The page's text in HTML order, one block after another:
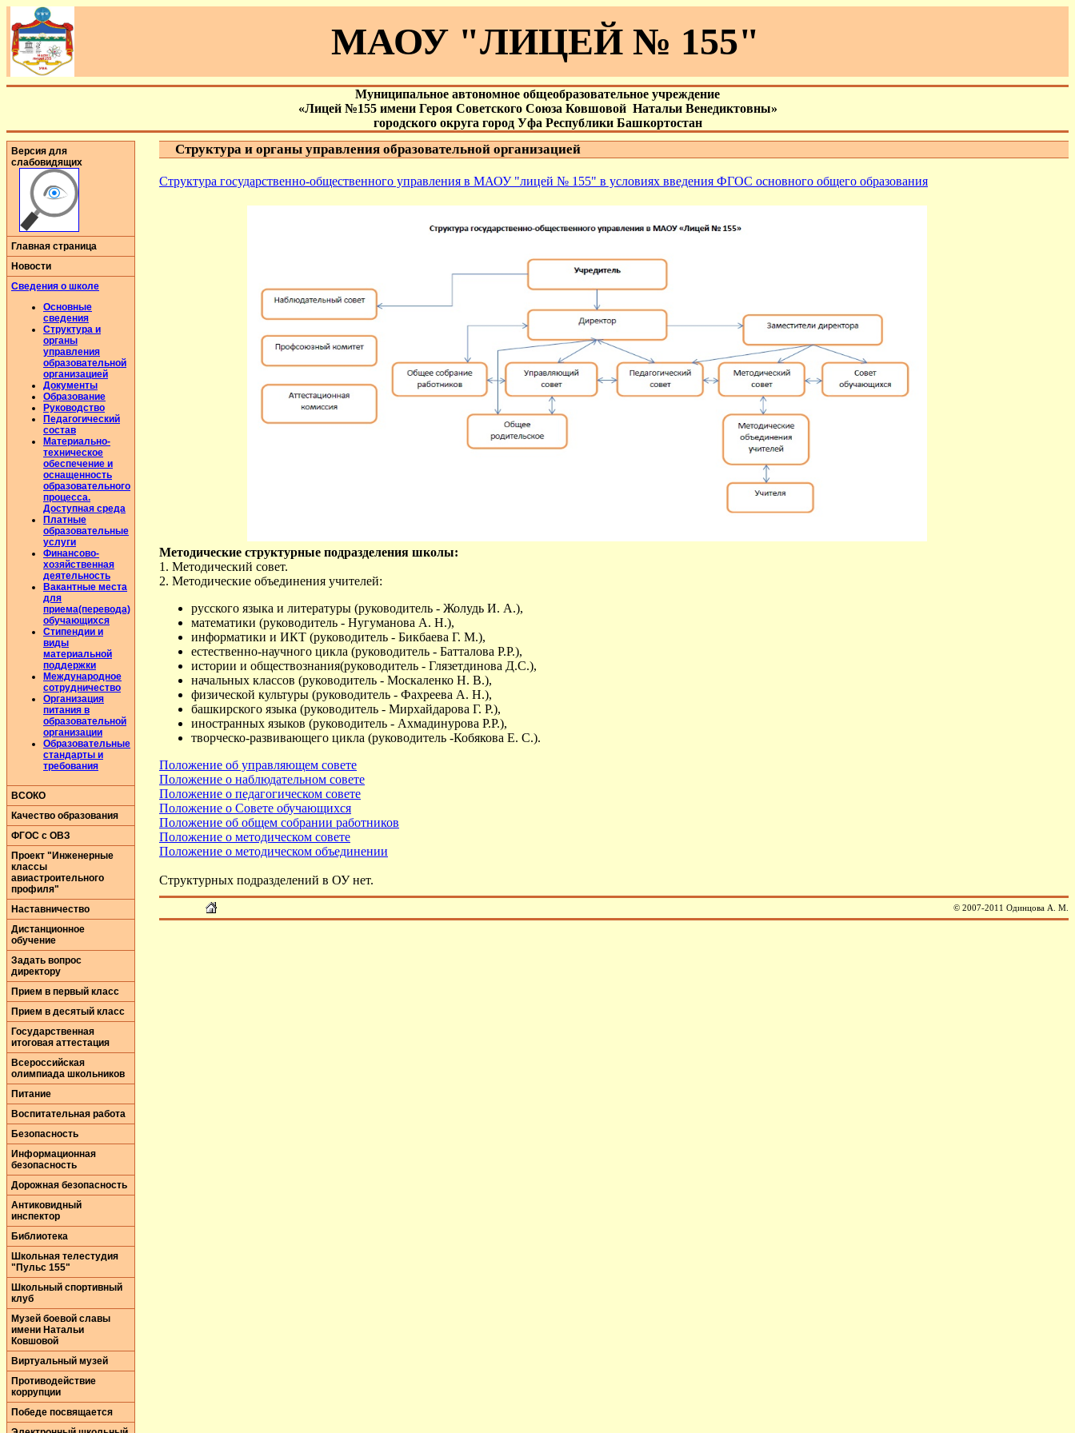
МАОУ "ЛИЦЕЙ № 155"
Муниципальное автономное общеобразовательное учреждение
«Лицей №155 имени Героя Советского Союза Ковшовой Натальи Венедиктовны»
городского округа город Уфа Республики Башкортостан
Версия для
слабовидящих
Главная страница
Новости
Сведения о школе
Основные
сведения
Структура и
органы
управления
образовательной
организацией
Документы
Образование
Руководство
Педагогический
состав
Материально-
техническое
обеспечение и
оснащенность
образовательного
процесса.
Доступная среда
Платные
образовательные
услуги
Финансово-
хозяйственная
деятельность
Вакантные места
для
приема(перевода)
обучающихся
Стипендии и
виды
материальной
поддержки
Международное
сотрудничество
Организация
питания в
образовательной
организации
Образовательные
стандарты и
требования
ВСОКО
Качество образования
ФГОС с ОВЗ
Проект "Инженерные
классы
авиастроительного
профиля"
Наставничество
Дистанционное
обучение
Задать вопрос
директору
Прием в первый класс
Прием в десятый класс
Государственная
итоговая аттестация
Всероссийская
олимпиада школьников
Питание
Воспитательная работа
Безопасность
Информационная
безопасность
Дорожная безопасность
Антиковидный
инспектор
Библиотека
Школьная телестудия
"Пульс 155"
Школьный спортивный
клуб
Музей боевой славы
имени Натальи
Ковшовой
Виртуальный музей
Противодействие
коррупции
Победе посвящается
Структура и органы управления образовательной организацией
Структура государственно-общественного управления в МАОУ "лицей № 155" в условиях введения ФГОС основного общего образования
Методические структурные подразделения школы:
1. Методический совет.
2. Методические объединения учителей:
русского языка и литературы (руководитель - Жолудь И. А.),
математики (руководитель - Нугуманова А. Н.),
информатики и ИКТ (руководитель - Бикбаева Г. М.),
естественно-научного цикла (руководитель - Батталова Р.Р.),
истории и обществознания(руководитель - Глязетдинова Д.С.),
начальных классов (руководитель - Москаленко Н. В.),
физической культуры (руководитель - Фахреева А. Н.),
башкирского языка (руководитель - Мирхайдарова Г. Р.),
иностранных языков (руководитель - Ахмадинурова Р.Р.),
творческо-развивающего цикла (руководитель -Кобякова Е. С.).
Положение об управляющем совете
Положение о наблюдательном совете
Положение о педагогическом совете
Положение о Совете обучающихся
Положение об общем собрании работников
Положение о методическом совете
Положение о методическом объединении
Структурных подразделений в ОУ нет.
© 2007-2011 Одинцова А. М.